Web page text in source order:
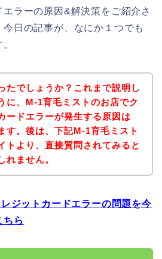
ラーの原因&解決策をご紹介さ
日の記事が、なにか１つでも
たでしょうか？これまで説明し
に、M-1育毛ミストのお店でク
ードエラーが発生する原因は
す。後は、下記M-1育毛ミスト
トより、直接質問されてみると
れません。
ジットカードエラーの問題を今
ちら